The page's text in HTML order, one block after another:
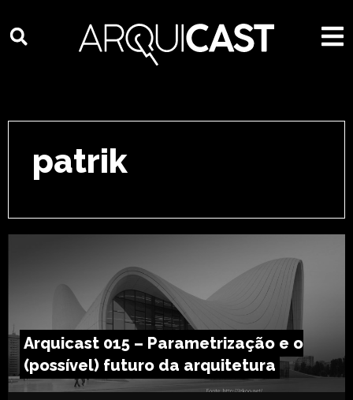
patrik
Arquicast 015 – Parametrização e o
(possível) futuro da arquitetura